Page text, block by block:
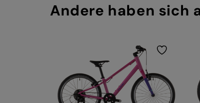
Andere haben sich